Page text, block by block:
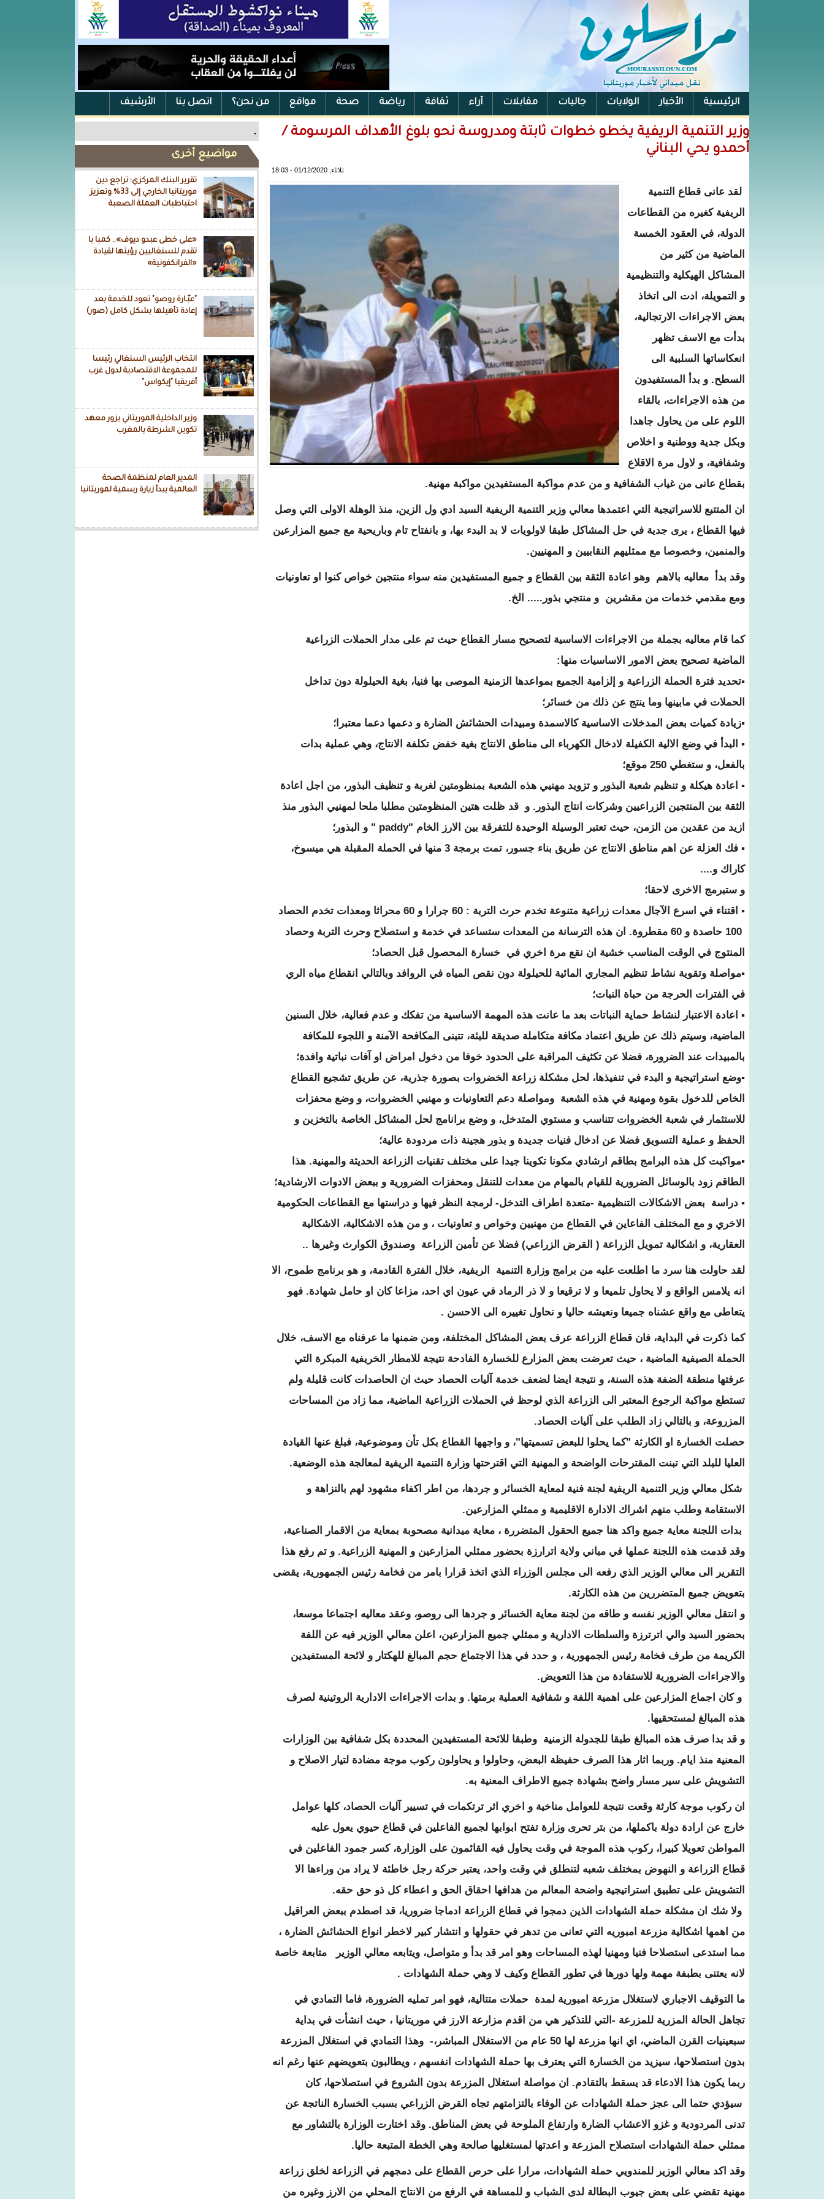
الرئيسية الأخبار الولايات جاليات مقابلات آراء ثقافة رياضة صحة مواقع من نحن؟ اتصل بنا الأرشيف
الفيس بوك .
مواضيع أخرى
تقرير البنك المركزي: تراجع دين
موريتانيا الخارجي إلى 33% وتعزيز
احتياطيات العملة الصعبة
«على خطى عبدو ديوف».. كمبا با
تقدم للسنغاليين رؤيتها لقيادة
«الفرانكفونية»
"عبّـارة روصو" تعود للخدمة بعد
إعادة تأهيلها بشكل كامل (صور)
انتخاب الرئيس السنغالي رئيسا
للمجموعة الاقتصادية لدول غرب
أفريقيا "إيكواس"
وزير الداخلية الموريتاني يزور معهد
تكوين الشرطة بالمغرب
المدير العام لمنظمة الصحة
العالمية يبدأ زيارة رسمية لموريتانيا
وزير التنمية الريفية يخطو خطوات ثابتة ومدروسة نحو بلوغ الأهداف المرسومة /
أحمدو يحي البناني
ثلاثاء, 01/12/2020 - 18:03
لقد عانى قطاع التنمية
الريفية كغيره من القطاعات
الدولة، في العقود الخمسة
الماضية من كثير من
المشاكل الهيكلية والتنظيمية
و التمويلة، ادت الى اتخاذ
بعض الاجراءات الارتجالية،
بدأت مع الاسف تظهر
انعكاساتها السلبية الى
السطح. و بدأ المستفيدون
من هذه الاجراءات، بالقاء
اللوم على من يحاول جاهدا
وبكل جدية ووطنية و اخلاص
وشفافية، و لاول مرة الاقلاع
بقطاع عانى من غياب الشفافية و من عدم مواكبة المستفيدين مواكبة مهنية.
ان المتتبع للاسراتيجية التي اعتمدها معالي وزير التنمية الريفية السيد ادي ول الزين، منذ الوهلة الاولى التي وصل
فيها القطاع ، يرى جدية في حل المشاكل طبقا لاولويات لا بد البدء بها، و بانفتاح تام وباريحية مع جميع المزارعين
والمنمين، وخصوصا مع ممثليهم النقابيين و المهنيين.
وقد بدأ معاليه بالاهم وهو اعادة الثقة بين القطاع و جميع المستفيدين منه سواء منتجين خواص كنوا او تعاونيات
ومع مقدمي خدمات من مقشرين و منتجي بذور..... الخ.
كما قام معاليه بجملة من الاجراءات الاساسية لتصحيح مسار القطاع حيث تم على مدار الحملات الزراعية
الماضية تصحيح بعض الامور الاساسيات منها:
▪تحديد فترة الحملة الزراعية و إلزامية الجميع بمواعدها الزمنية الموصى بها فنيا، بغية الحيلولة دون تداخل
الحملات في مابينها وما ينتج عن ذلك من خسائر؛
▪زيادة كميات بعض المدخلات الاساسية كالاسمدة ومبيدات الحشائش الضارة و دعمها دعما معتبرا؛
▪ البدأ في وضع الالية الكفيلة لادخال الكهرباء الى مناطق الانتاج بغية خفض تكلفة الانتاج، وهي عملية بدات
بالفعل، و ستغطي 250 موقع؛
▪ اعادة هيكلة و تنظيم شعبة البذور و تزويد مهنيي هذه الشعبة بمنظومتين لغربة و تنظيف البذور، من اجل اعادة
الثقة بين المنتجين الزراعيين وشركات انتاج البذور. و قد ظلت هتين المنظومتين مطلبا ملحا لمهنيي البذور منذ
ازيد من عقدين من الزمن، حيث تعتبر الوسيلة الوحيدة للتفرقة بين الارز الخام "paddy " و البذور؛
▪ فك العزلة عن اهم مناطق الانتاج عن طريق بناء جسور، تمت برمجة 3 منها في الحملة المقبلة هي ميسوخ،
كاراك و....
و ستبرمج الاخرى لاحقا؛
▪ اقتناء في اسرع الآجال معدات زراعية متنوعة تخدم حرث التربة : 60 جرارا و 60 محراثا ومعدات تخدم الحصاد
100 حاصدة و 60 مقطروة. ان هذه الترسانة من المعدات ستساعد في خدمة و استصلاح وحرث التربة وحصاد
المنتوج في الوقت المناسب خشية ان نقع مرة اخري في خسارة المحصول قبل الحصاد؛
▪مواصلة وتقوية نشاط تنظيم المجاري المائية للحيلولة دون نقص المياه في الروافد وبالتالي انقطاع مياه الري
في الفترات الحرجة من حباة النبات؛
▪ اعادة الاعتبار لنشاط حماية النباتات بعد ما عانت هذه المهمة الاساسية من تفكك و عدم فعالية، خلال السنين
الماضية، وسيتم ذلك عن طريق اعتماد مكافة متكاملة صديقة للبئة، تتبنى المكافحة الآمنة و اللجوء للمكافة
بالمبيدات عند الضرورة، فضلا عن تكثيف المراقبة على الحدود خوفا من دخول امراض او آفات نباتية وافدة؛
▪وضع استراتيجية و البدء في تنفيذها، لحل مشكلة زراعة الخضروات بصورة جذرية، عن طريق تشجيع القطاع
الخاص للدخول بقوة ومهنية في هذه الشعبة ومواصلة دعم التعاونيات و مهنيي الخضروات، و وضع محفزات
للاستثمار في شعبة الخضروات تتناسب و مستوي المتدخل، و وضع برانامج لحل المشاكل الخاصة بالتخزين و
الحفظ و عملية التسويق فضلا عن ادخال فنيات جديدة و بذور هجينة ذات مردودة عالية؛
▪مواكبت كل هذه البرامج بطاقم ارشادي مكونا تكوينا جيدا على مختلف تقنيات الزراعة الحديثة والمهنية. هذا
الطاقم زود بالوسائل الضرورية للقيام بالمهام من معدات للتنقل ومحفزات الضرورية و ببعض الادوات الارشادية؛
▪ دراسة بعض الاشكالات التنظيمية -متعدة اطراف التدخل- لرمجة النظر فيها و دراستها مع القطاعات الحكومية
الاخري و مع المختلف الفاعاين في القطاع من مهنيين وخواص و تعاونيات ، و من هذه الاشكالية، الاشكالية
العقارية، و اشكالية تمويل الزراعة ( القرض الزراعي) فضلا عن تأمين الزراعة وصندوق الكوارث وغيرها ..
لقد حاولت هنا سرد ما اطلعت عليه من برامج وزارة التنمية الريفية، خلال الفترة القادمة، و هو برنامج طموح، الا
انه يلامس الواقع و لا يحاول تلميعا و لا ترقيعا و لا ذر الرماد في عيون اي احد، مزاعا كان او حامل شهادة. فهو
يتعاطى مع واقع عشناه جميعا ونعيشه حاليا و نحاول تغييره الى الاحسن .
كما ذكرت في البداية، فان قطاع الزراعة عرف بعض المشاكل المختلفة، ومن ضمنها ما عرفناه مع الاسف، خلال
الحملة الصيفية الماضية ، حيث تعرضت بعض المزارع للخسارة الفادحة نتيجة للامطار الخريفية المبكرة التي
عرفتها منطقة الضفة هذه السنة، و نتيجة ايضا لضعف خدمة آليات الحصاد حيث ان الحاصدات كانت قليلة ولم
تستطع مواكبة الرجوع المعتبر الى الزراعة الذي لوحظ في الحملات الزراعية الماضية، مما زاد من المساحات
المزروعة، و بالتالي زاد الطلب على آليات الحصاد.
حصلت الخسارة او الكارثة "كما يحلوا للبعض تسميتها"، و واجهها القطاع بكل تأن وموضوعية، فبلغ عنها القيادة
العليا للبلد التي تبنت المقترحات الواضحة و المهنية التي اقترحتها وزارة التنمية الريفية لمعالجة هذه الوضعية.
شكل معالي وزير التنمية الريفية لجنة فنية لمعاية الخسائر و جردها، من اطر اكفاء مشهود لهم بالنزاهة و
الاستقامة وطلب منهم اشراك الادارة الاقليمية و ممثلي المزارعين.
بدات اللجنة معاية جميع واكد هنا جميع الحقول المتضررة ، معاية ميدانية مصحوبة بمعاية من الاقمار الصناعية،
وقد قدمت هذه اللجنة عملها في مباني ولاية اترارزة بحضور ممثلي المزارعين و المهنية الزراعية. و تم رفع هذا
التقرير الى معالي الوزير الذي رفعه الى مجلس الوزراء الذي اتخذ قرارا بامر من فخامة رئيس الجمهورية، يقضى
بتعويض جميع المتضررين من هذه الكارثة.
و انتقل معالي الوزير نفسه و طاقه من لجنة معاية الخسائر و جردها الى روصو، وعقد معاليه اجتماعا موسعا،
بحضور السيد والي اترترزة والسلطات الادارية و ممثلي جميع المزارعين، اعلن معالي الوزير فيه عن اللفة
الكريمة من طرف فخامة رئيس الجمهورية ، و حدد في هذا الاجتماع حجم المبالغ للهكتار و لائحة المستفيدين
والاجراءات الضرورية للاستفادة من هذا التعويض.
و كان اجماع المزارعين على اهمية اللفة و شفافية العملية برمتها. و بدات الاجراءات الادارية الروتينية لصرف
هذه المبالغ لمستحقيها.
و قد بدا صرف هذه المبالغ طبقا للجدولة الزمنية وطبقا للائحة المستفيدين المحددة بكل شفافية بين الوزارات
المعنية منذ ايام. وربما اثار هذا الصرف حفيظة البعض، وحاولوا و يحاولون ركوب موجة مضادة لتيار الاصلاح و
التشويش على سير مسار واضح بشهادة جميع الاطراف المعنية به.
ان ركوب موجة كارثة وقعت نتبجة للعوامل مناخية و اخري اثر ترتكمات في تسيير آليات الحصاد، كلها عوامل
خارج عن ارادة دولة باكملها، من بتر تحرى وزارة تفتح ابوابها لجميع الفاعلين في قطاع حيوي يعول عليه
المواطن تعويلا كبيرا، ركوب هذه الموجة في وقت يحاول فيه القائمون على الوزارة، كسر جمود الفاعلين في
قطاع الزراعة و النهوض بمختلف شعبه لتنطلق في وقت واحد، يعتبر حركة رجل خاطئة لا يراد من وراءها الا
التشويش على تطبيق استراتيجية واضحة المعالم من هدافها احقاق الحق و اعطاء كل ذو حق حقه.
ولا شك ان مشكلة حملة الشهادات الذين دمجوا في قطاع الزراعة ادماجا ضروريا، قد اصطدم ببعض العراقيل
من اهمها اشكالية مزرعة امبوريه التي تعانى من تدهر في حقولها و انتشار كبير لاخطر انواع الحشائش الضارة ،
مما استدعى استصلاحا فنيا ومهنيا لهذه المساحات وهو امر قد بدأ و متواصل، ويتابعه معالي الوزير متابعة خاصة
لانه يعتنى بطبفة مهمة ولها دورها في تطور القطاع وكيف لا وهي حملة الشهادات .
ما التوقيف الاجباري لاستغلال مزرعة امبورية لمدة حملات متتالية، فهو امر تمليه الضرورة، فاما التمادي في
تجاهل الحالة المزرية للمزرعة -التي للتذكير هي من اقدم مزارعة الارز في موريتانيا ، حيث انشأت في بداية
سبعينيات القرن الماضي، اي انها مزرعة لها 50 عام من الاستغلال المباشر،- وهذا التمادي في استغلال المزرعة
بدون استصلاحها، سيزيد من الخسارة التي يعترف بها حملة الشهادات انفسهم ، ويطالبون بتعويضهم عنها رغم انه
ربما يكون هذا الادعاء قد يسقط بالتقادم. ان مواصلة استغلال المزرعة بدون الشروع في استصلاحها، كان
سيؤدي حتما الى عجز حملة الشهادات عن الوفاء بالتزامتهم تجاه القرض الزراعي بسبب الخسارة الناتجة عن
تدنى المردودية و غزو الاعشاب الضارة وارتفاع الملوحة في بعض المناطق. وقد اختارت الوزارة بالتشاور مع
ممثلي حملة الشهادات استصلاح المزرعة و اعدتها لمستغليها صالحة وهي الخطة المتبعة حاليا.
وقد اكد معالي الوزير للمندويي حملة الشهادات، مرارا على حرص القطاع على دمجهم في الزراعة لخلق زراعة
مهنية تقضي على بعض جيوب البطالة لدى الشباب و للمساهة في الرفع من الانتاج المحلي من الارز وغيره من